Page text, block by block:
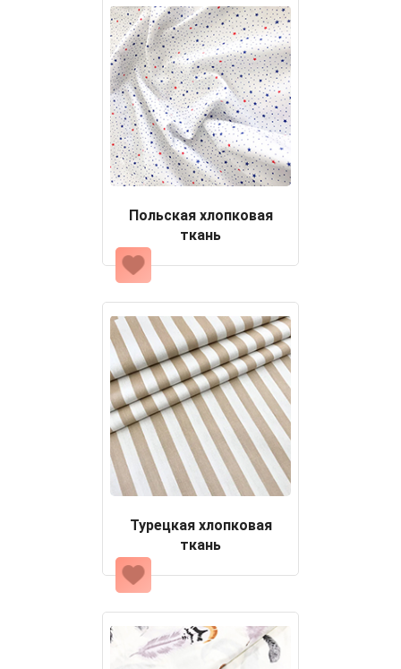
Польская хлопковая
ткань
Турецкая хлопковая
ткань